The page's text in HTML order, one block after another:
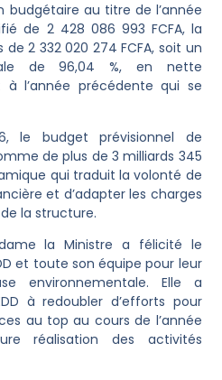
budgétaire au titre de l’année
de 2 428 086 993 FCFA, la
2 332 020 274 FCFA, soit un
de 96,04 %, en nette
l’année précédente qui se
le budget prévisionnel de
de plus de 3 milliards 345
qui traduit la volonté de
et d’adapter les charges
la structure.
la Ministre a félicité le
et toute son équipe pour leur
environnementale. Elle a
à redoubler d’efforts pour
au top au cours de l’année
réalisation des activités